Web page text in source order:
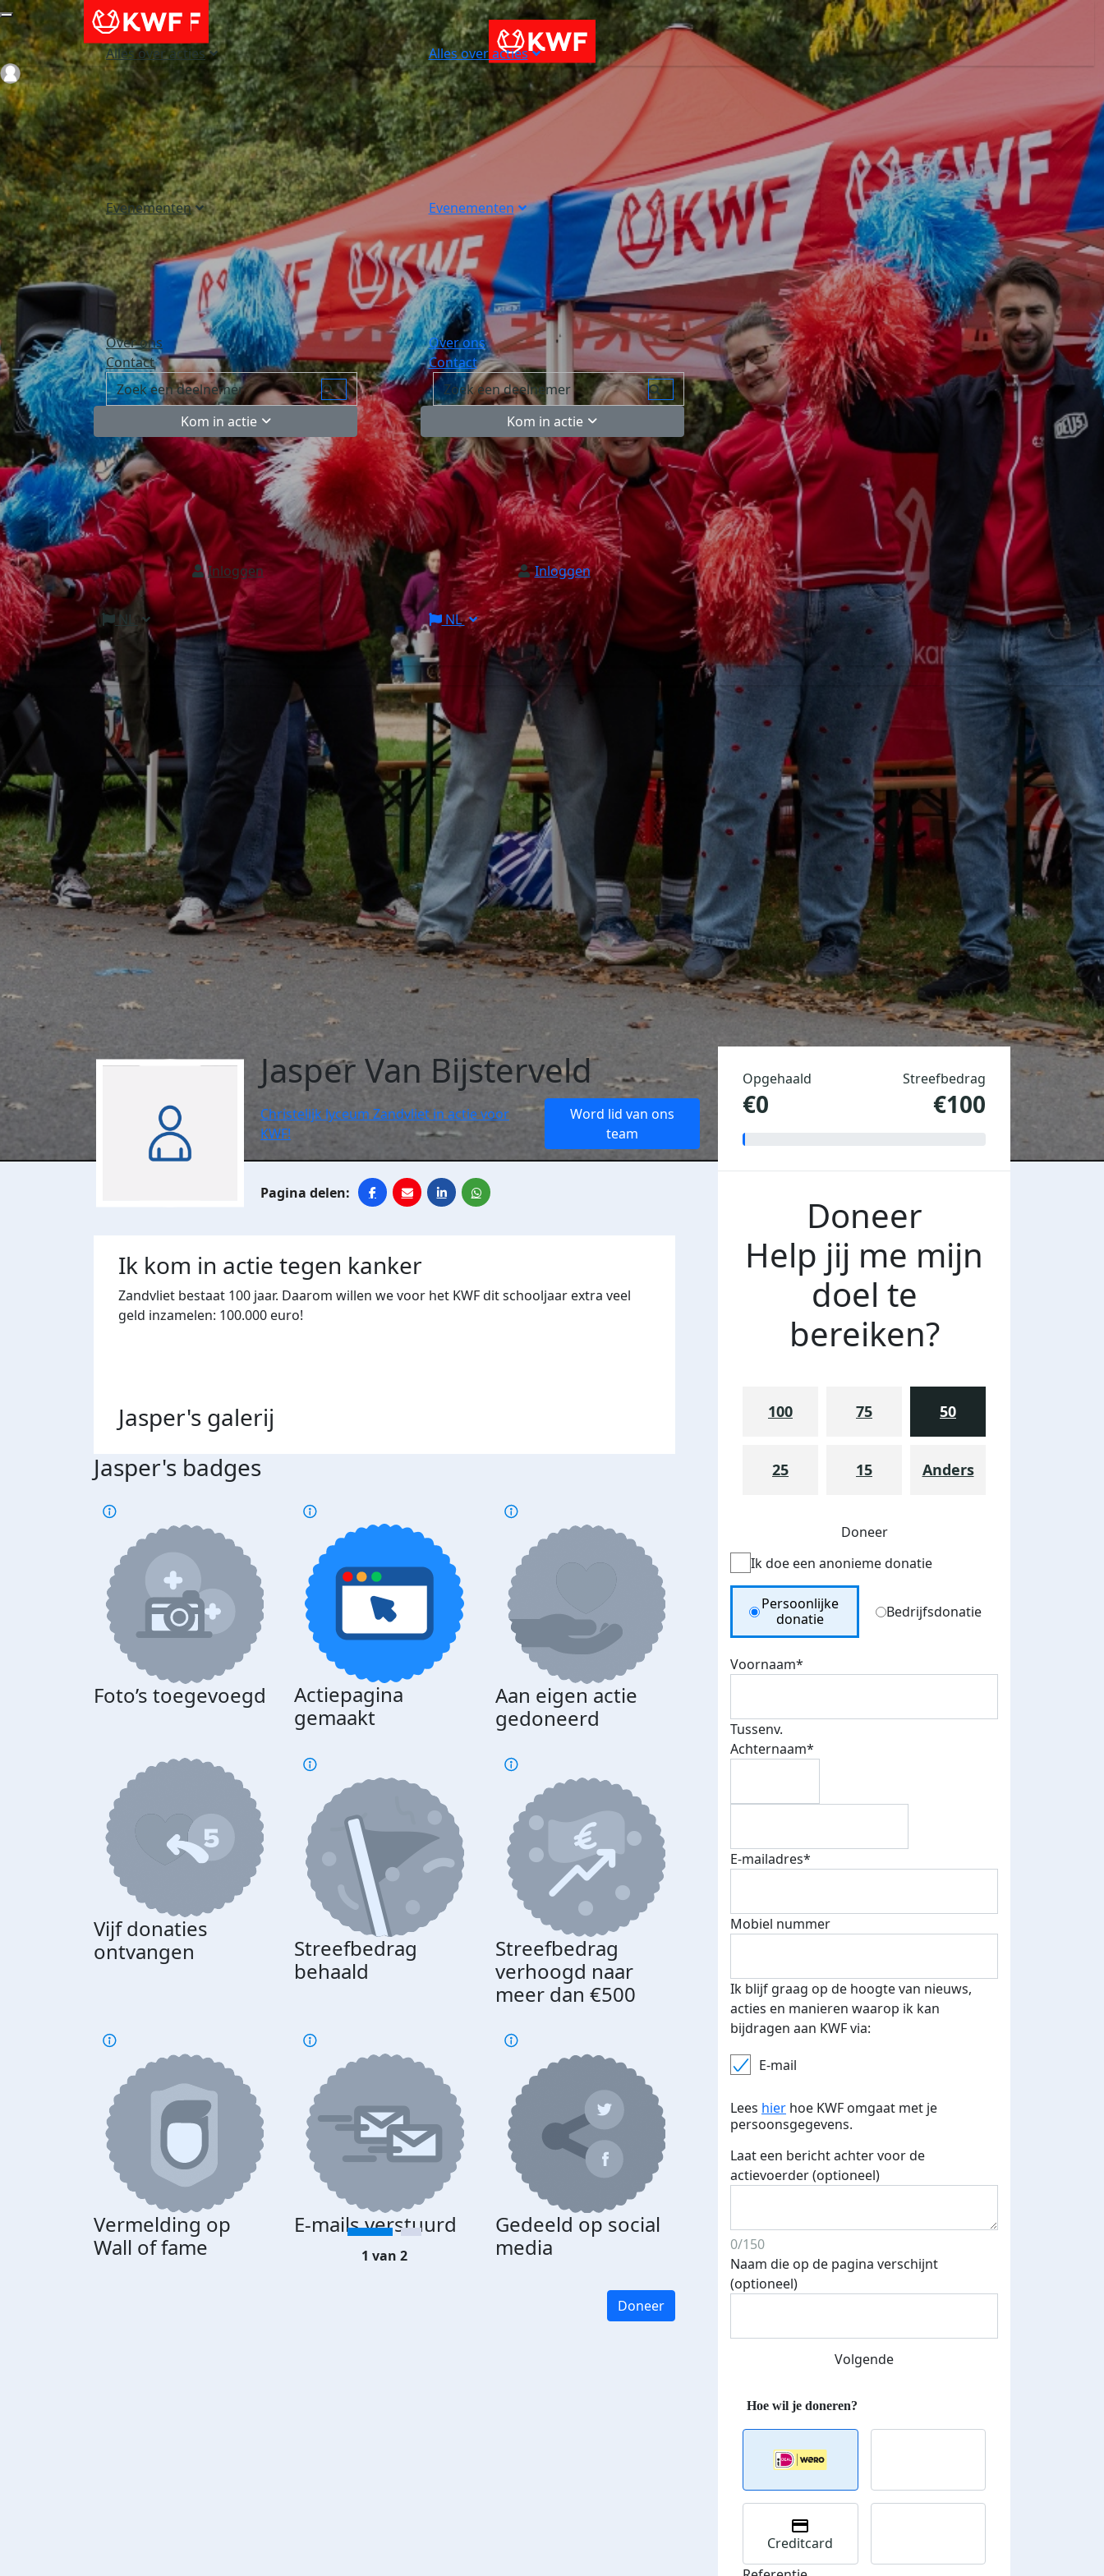
Alles over acties
Evenementen
Over ons
Contact
Kom in actie
Inloggen
NL
Alles over acties
Evenementen
Over ons
Contact
Kom in actie
Inloggen
NL
Login
Jasper Van Bijsterveld
Christelijk lyceum Zandvliet in actie voor
KWF!
Word lid van ons
team
Ik kom in actie tegen kanker
Zandvliet bestaat 100 jaar. Daarom willen we voor het KWF dit schooljaar extra veel
geld inzamelen: 100.000 euro!
Jasper's galerij
Jasper's badges
Foto’s toegevoegd
Actiepagina
gemaakt
Aan eigen actie
gedoneerd
Vijf donaties
ontvangen
Streefbedrag
behaald
Streefbedrag
verhoogd naar
meer dan €500
Vermelding op
Wall of fame
E-mails verstuurd
Gedeeld op social
media
bedankt
1 van 2
Doneer
Opgehaald
€0
Streefbedrag
€100
Doneer
Help jij me mijn
doel te
bereiken?
100 75 50
25 15 Anders
Doneer
Ik doe een anonieme donatie
Donation Type
Persoonlijke
donatie
Bedrijfsdonatie
Voornaam*
Tussenv.
Achternaam*
E-mailadres*
Mobiel nummer
Ik blijf graag op de hoogte van nieuws,
acties en manieren waarop ik kan
bijdragen aan KWF via:
E-mail
Lees hier hoe KWF omgaat met je
persoonsgegevens.
Laat een bericht achter voor de
actievoerder (optioneel)
0/150
Naam die op de pagina verschijnt
(optioneel)
Volgende
Creditcard